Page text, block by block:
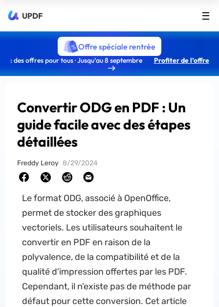
UPDF
Offre spéciale rentrée
: des offres pour tous · Jusqu’au 8 septembre Profiter de l’offre
Convertir ODG en PDF : Un
guide facile avec des étapes
détaillées
Freddy Leroy 8/29/2024
Le format ODG, associé à OpenOffice,
permet de stocker des graphiques
vectoriels. Les utilisateurs souhaitent le
convertir en PDF en raison de la
polyvalence, de la compatibilité et de la
qualité d'impression offertes par les PDF.
Cependant, il n'existe pas de méthode par
défaut pour cette conversion. Cet article